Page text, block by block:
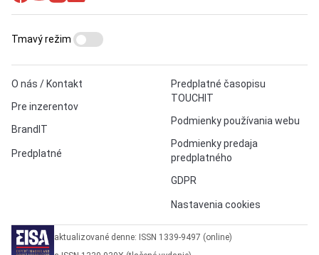
O nás / Kontakt
Pre inzerentov
BrandIT
Predplatné
Predplatné časopisu
TOUCHIT
Podmienky používania webu
Podmienky predaja
predplatného
GDPR
Nastavenia cookies
Tmavý režim
aktualizované denne: ISSN 1339-9497 (online)